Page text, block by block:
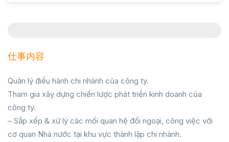
仕事内容
Quản lý điều hành chi nhánh của công ty.
Tham gia xây dựng chiến lược phát triển kinh doanh của
công ty.
– Sắp xếp & xử lý các mối quan hệ đối ngoại, công việc với
cơ quan Nhà nước tại khu vực thành lập chi nhánh.